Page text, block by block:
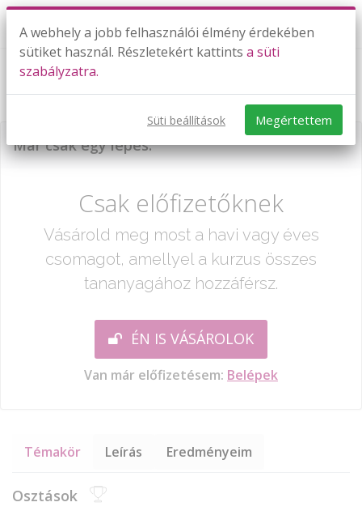
Már csak egy lépés:
Csak előfizetőknek
Vásárold meg most a havi vagy éves
csomagot, amellyel a kurzus összes
tananyagához hozzáférsz.
ÉN IS VÁSÁROLOK
Van már előfizetésem: Belépek
Témakör Leírás Eredményeim
Osztások
A webhely a jobb felhasználói élmény érdekében
sütiket használ. Részletekért kattints a süti
szabályzatra.
Süti beállítások Megértettem